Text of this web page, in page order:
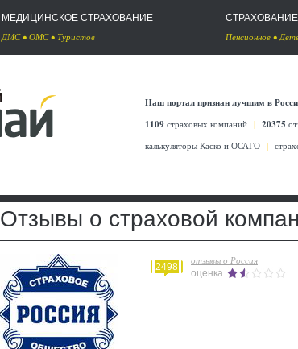
МЕДИЦИНСКОЕ СТРАХОВАНИЕ
ДМС• ОМС• Туристов Пенсионное •
Наш портал признан лучшим в
1109 страховых компаний | 20375
калькуляторы Каско и ОСАГО |
Отзывы о страховой
2498
отзывы о Россия
оценка